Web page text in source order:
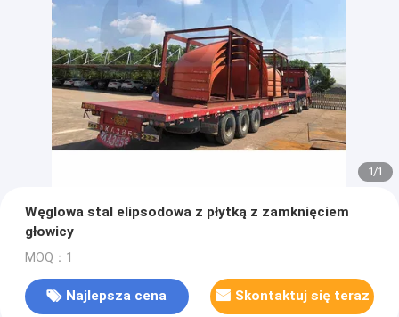
1/1
Węglowa stal elipsodowa z płytką z zamknięciem
głowicy
MOQ：1
Najlepsza cena Skontaktuj się teraz